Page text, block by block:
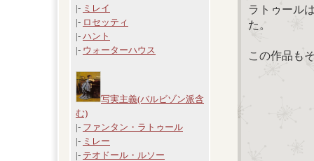
|- ミレイ
|- ロセッティ
|- ハント
|- ウォーターハウス
写実主義(バルビゾン派含
む)
|- ファンタン・ラトゥール
|- ミレー
|- テオドール・ルソー
ラトゥール
た。
この作品も